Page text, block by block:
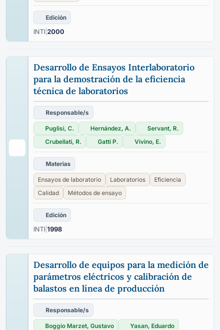
Edición
INTI 2000
Desarrollo de Ensayos Interlaboratorio
para la demostración de la eficiencia
técnica de laboratorios
Responsable/s
Puglisi, C. Hernández, A.
Servant, R.
Crubellati, R.
Gatti P. Vivino, E.
Materias
Ensayos de laboratorio Laboratorios
Eficiencia
Calidad
Métodos de ensayo
Edición
INTI 1998
Desarrollo de equipos para la medición de
parámetros eléctricos y calibración de
balastos en línea de producción
Responsable/s
Boggio Marzet, Gustavo Yasan, Eduardo